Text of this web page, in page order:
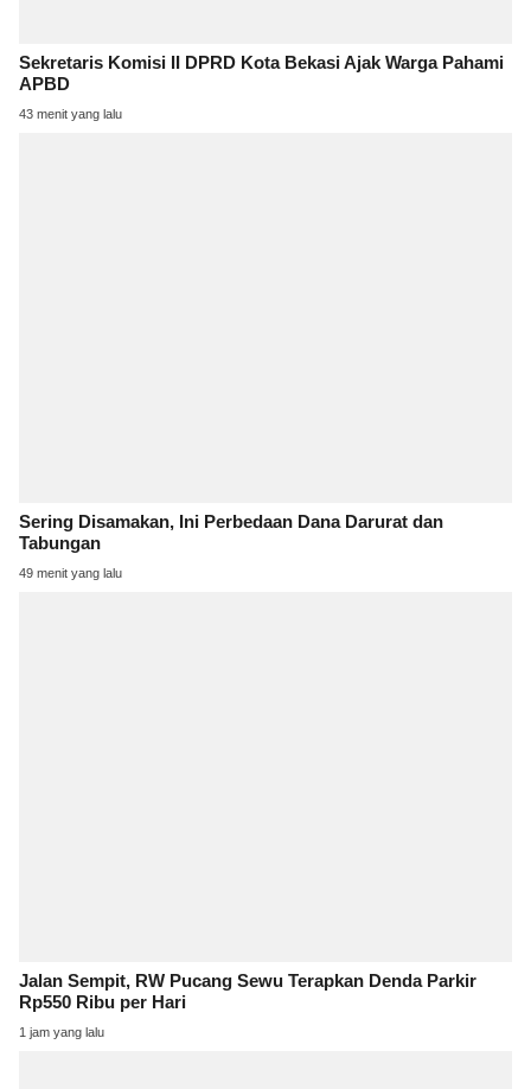
Sekretaris Komisi II DPRD Kota Bekasi Ajak Warga Pahami
APBD
43 menit yang lalu
Sering Disamakan, Ini Perbedaan Dana Darurat dan
Tabungan
49 menit yang lalu
Jalan Sempit, RW Pucang Sewu Terapkan Denda Parkir
Rp550 Ribu per Hari
1 jam yang lalu